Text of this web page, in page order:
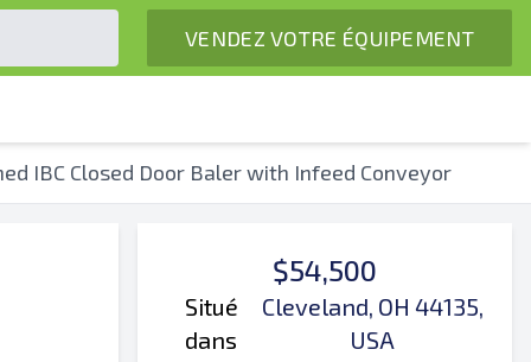
VENDEZ VOTRE ÉQUIPEMENT
IBC Closed Door Baler with Infeed Conveyor
$54,500
Situé
dans
Cleveland, OH 44135,
USA